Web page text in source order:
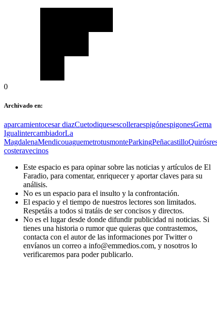
0
Archivado en:
aparcamientocesar diazCuetodiquesescolleraespigónespigonesGema
IgualintercambiadorLa
MagdalenaMendicouaguemetrotusmonteParkingPeñacastilloQuirós
costeravecinos
Este espacio es para opinar sobre las noticias y artículos de El
Faradio, para comentar, enriquecer y aportar claves para su
análisis.
No es un espacio para el insulto y la confrontación.
El espacio y el tiempo de nuestros lectores son limitados.
Respetáis a todos si tratáis de ser concisos y directos.
No es el lugar desde donde difundir publicidad ni noticias. Si
tienes una historia o rumor que quieras que contrastemos,
contacta con el autor de las informaciones por Twitter o
envíanos un correo a info@emmedios.com, y nosotros lo
verificaremos para poder publicarlo.